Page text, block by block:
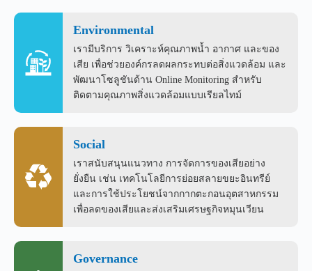
Environmental
เรามีบริการ วิเคราะห์คุณภาพน้ำ อากาศ และของ
เสีย เพื่อช่วยองค์กรลดผลกระทบต่อสิ่งแวดล้อม และ
พัฒนาโซลูชันด้าน Online Monitoring สำหรับ
ติดตามคุณภาพสิ่งแวดล้อมแบบเรียลไทม์
Social
เราสนับสนุนแนวทาง การจัดการของเสียอย่าง
ยั่งยืน เช่น เทคโนโลยีการย่อยสลายขยะอินทรีย์
และการใช้ประโยชน์จากกากตะกอนอุตสาหกรรม
เพื่อลดของเสียและส่งเสริมเศรษฐกิจหมุนเวียน
Governance